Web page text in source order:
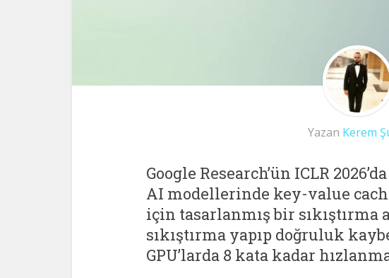
Yazan Kerem
Google Research’ün ICLR
AI modellerinde key-value
için tasarlanmış bir sıkıştırma
sıkıştırma yapıp doğruluk
GPU’larda 8 kata kadar